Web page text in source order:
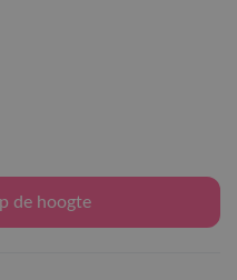
de hoogte